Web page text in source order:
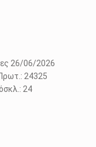
06/2026
24325
24